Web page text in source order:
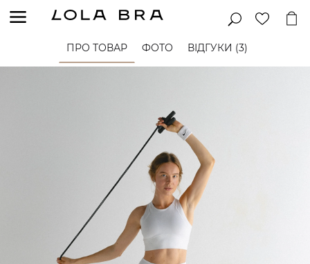
ПРО ТОВАР ФОТО ВІДГУКИ (3)